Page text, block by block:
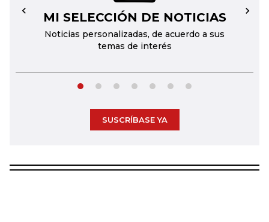
MI SELECCIÓN DE NOTICIAS
Noticias personalizadas, de acuerdo a sus
temas de interés
← →
SUSCRÍBASE YA